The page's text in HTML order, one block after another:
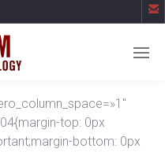

top: 0px
bottom: 0px